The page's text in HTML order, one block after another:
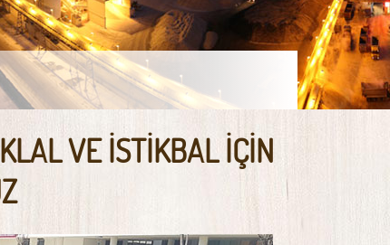
VE İSTİKBAL İÇİN